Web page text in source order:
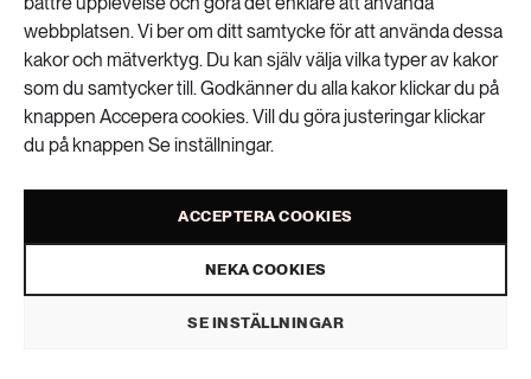
webbplatsen. Vi ber om ditt samtycke för att använda dessa
kakor och mätverktyg. Du kan själv välja vilka typer av kakor
som du samtycker till. Godkänner du alla kakor klickar du på
knappen Accepera cookies. Vill du göra justeringar klickar
du på knappen Se inställningar.
ACCEPTERA COOKIES
NEKA COOKIES
SE INSTÄLLNINGAR
Forskarna har även identifierat de hinder som står i
vägen för en utbyggnad av tekniken. De ser till
exempel att finns otydligheter i regler och riktlinjer,
kanske på grund av att metoden ännu inte är så